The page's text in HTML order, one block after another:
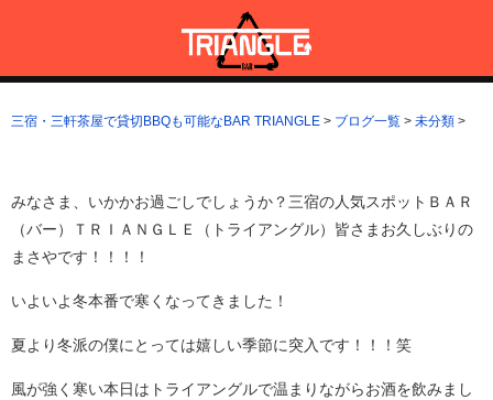
ン
へ
三宿・三軒茶屋で貸切BBQも可能なBAR TRIANGLE
三宿・三軒茶屋A5ランクの貸切BBQも可能なBAR TRIANGLE(バー・
トライアングル)
三宿・三軒茶屋で貸切BBQも可能なBAR TRIANGLE > ブログ一覧 > 未分類 >
みなさま、いかかお過ごしでしょうか？三宿の人気スポットＢＡＲ
（バー）ＴＲＩＡＮＧＬＥ（トライアングル）皆さまお久しぶりの
まさやです！！！！
いよいよ冬本番で寒くなってきました！
夏より冬派の僕にとっては嬉しい季節に突入です！！！笑
風が強く寒い本日はトライアングルで温まりながらお酒を飲みまし